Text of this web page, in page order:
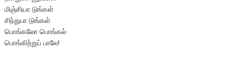
மிஞ்சியா டுங்கள்
சிந்துபா டுங்கள்
பொங்கலோ பொங்கல்
பொங்கிற்றுப் பாலே!